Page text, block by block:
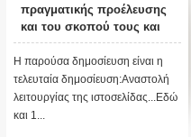
πραγματικής προέλευσης
και του σκοπού τους και
αναστολή λειτουργίας μας
....
Η παρούσα δημοσίευση είναι η
τελευταία δημοσίευση:Αναστολή
λειτουργίας της ιστοσελίδας...Εδώ
και 1...